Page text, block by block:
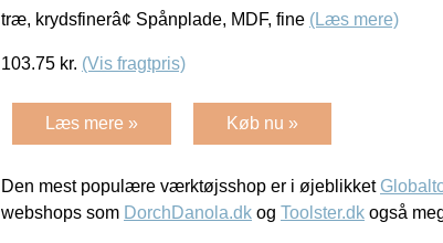
træ, krydsfinerâ¢ Spånplade, MDF, fine (Læs mere)
103.75 kr. (Vis fragtpris)
Læs mere » Køb nu »
Den mest populære værktøjsshop er i øjeblikket
webshops som DorchDanola.dk og Toolster.dk også